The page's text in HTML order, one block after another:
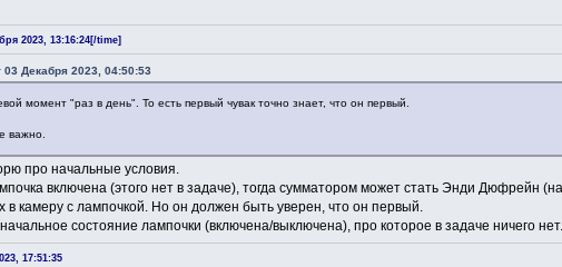
2023, 13:16:24[/time]
03 Декабря 2023, 04:50:53
момент "раз в день". То есть первый чувак точно знает, что он первый.
важно.
про начальные условия.
включена (этого нет в задаче), тогда сумматором может стать Энди Дюфрейн
камеру с лампочкой. Но он должен быть уверен, что он первый.
состояние лампочки (включена/выключена), про которое в задаче ничего нет.
17:51:35